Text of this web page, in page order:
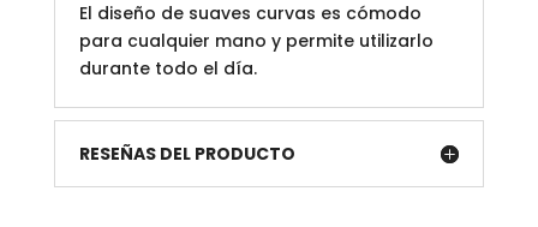
El diseño de suaves curvas es cómodo
para cualquier mano y permite utilizarlo
durante todo el día.
RESEÑAS DEL PRODUCTO